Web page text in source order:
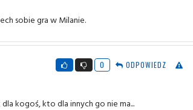
sobie gra w Milanie.
0 ODPOWIEDZ
kogoś, kto dla innych go nie ma...